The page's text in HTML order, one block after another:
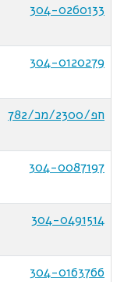
304-0260133
304-0120279
חפ/2300/מכ/782
304-0087197
304-0491514
304-0163766